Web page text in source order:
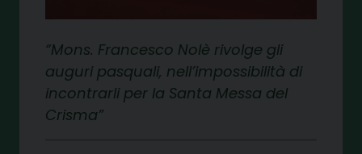
Mons. Francesco Nolè rivolge gli
auguri pasquali, nell’impossibilità di
incontrarli per la Santa Messa del
Crisma